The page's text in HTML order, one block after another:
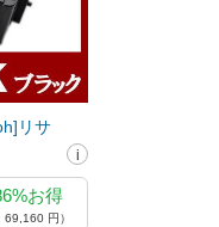
リサ
お得
69,160 円）